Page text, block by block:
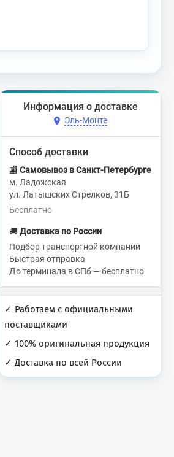
Информация о доставке
Эль-Монте
Способ доставки
🏬 Самовывоз в Санкт-Петербурге
м. Ладожская
ул. Латышских Стрелков, 31Б
Бесплатно
🚚 Доставка по России
Подбор транспортной компании
Быстрая отправка
До терминала в СПб — бесплатно
✓ Работаем с официальными
поставщиками
✓ 100% оригинальная продукция
✓ Доставка по всей России